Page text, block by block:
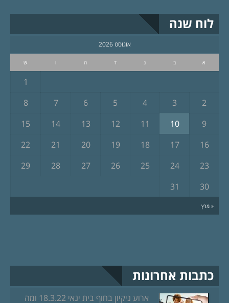
לוח שנה
אוגוסט 2026
א ב ג ד ה ו ש
« מרץ
1
2
3
4
5
6
7
8
9
10
11
12
13
14
15
16
17
18
19
20
21
22
23
24
25
26
27
28
29
30
31
כתבות אחרונות
ארוע ניקיון בחוף בית ינאי 18.3.22 ומה